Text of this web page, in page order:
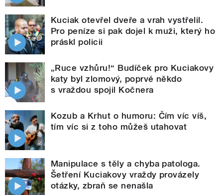
Kuciak otevřel dveře a vrah vystřelil.
Pro peníze si pak dojel k muži, který ho
práskl policii
„Ruce vzhůru!“ Budíček pro Kuciakovy
katy byl zlomový, poprvé někdo
s vraždou spojil Kočnera
Kozub a Krhut o humoru: Čím víc víš,
tím víc si z toho můžeš utahovat
Manipulace s těly a chyba patologa.
Šetření Kuciakovy vraždy provázely
otázky, zbraň se nenašla